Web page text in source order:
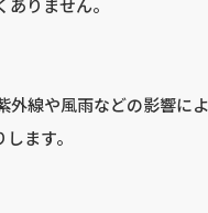
線や風雨などの影響によ
ます。